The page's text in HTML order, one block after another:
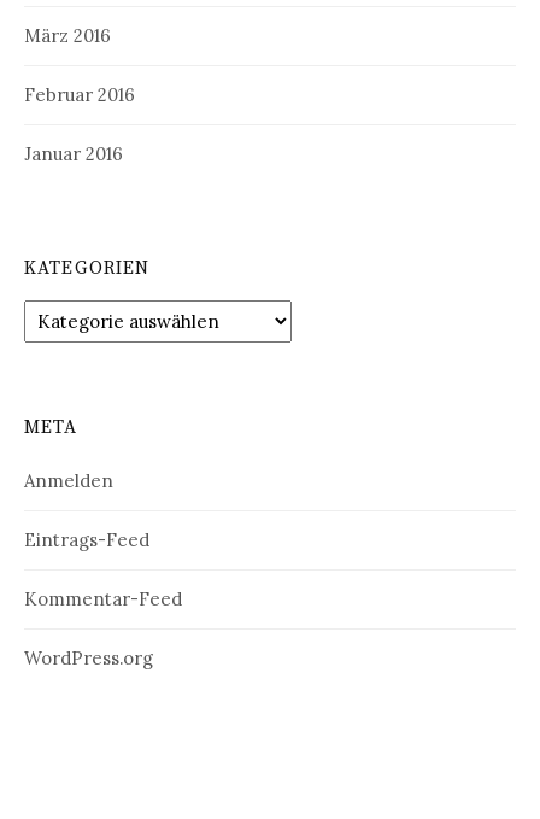
März 2016
Februar 2016
Januar 2016
KATEGORIEN
Kategorien
META
Anmelden
Eintrags-Feed
Kommentar-Feed
WordPress.org